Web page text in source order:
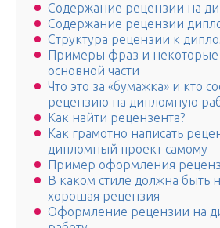
Содержание рецензии на
Содержание рецензии
Структура рецензии к
Примеры фраз и некоторые
основной части
Что это за «бумажка» и кто
рецензию на дипломную
Как найти рецензента?
Как грамотно написать
дипломный проект самому
Пример оформления
В каком стиле должна быть
хорошая рецензия
Оформление рецензии на